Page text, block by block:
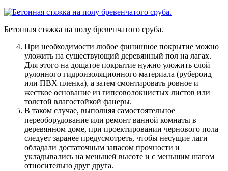
Бетонная стяжка на полу бревенчатого сруба.
При необходимости любое финишное покрытие можно
уложить на существующий деревянный пол на лагах.
Для этого на дощатое покрытие нужно уложить слой
рулонного гидроизоляционного материала (рубероид
или ПВХ пленка), а затем смонтировать ровное и
жесткое основание из гипсоволокнистых листов или
толстой влагостойкой фанеры.
В таком случае, выполняя самостоятельное
переоборудование или ремонт ванной комнаты в
деревянном доме, при проектировании чернового пола
следует заранее предусмотреть, чтобы несущие лаги
обладали достаточным запасом прочности и
укладывались на меньшей высоте и с меньшим шагом
относительно друг друга.